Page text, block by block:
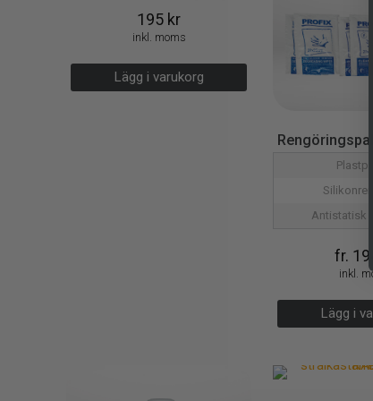
195 kr
inkl. moms
Lägg i varukorg
Antistatisk
fr. 194
inkl.
Lägg i